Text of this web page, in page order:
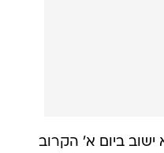
ישוב ביום א' הקרוב